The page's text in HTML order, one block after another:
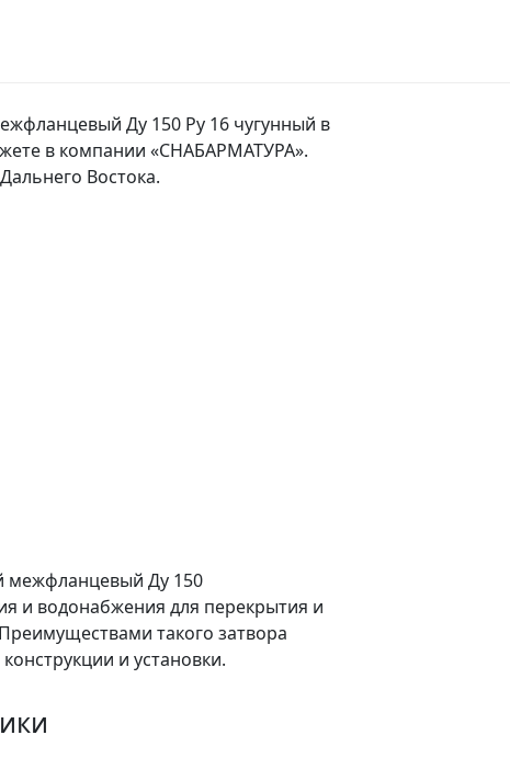
Ду 150 Ру 16 чугунный в
в компании «СНАБАРМАТУРА».
Востока.
межфланцевый Ду 150
и водонабжения для перекрытия и
такого затвора
и установки.